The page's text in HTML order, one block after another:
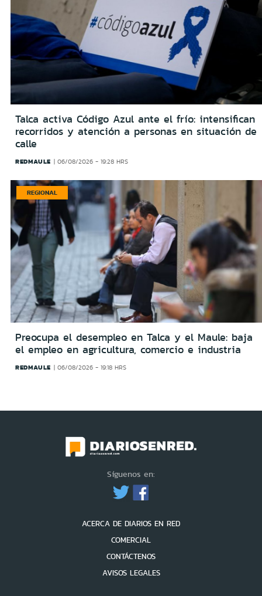
Talca activa Código Azul ante el frío: intensifican
recorridos y atención a personas en situación de
calle
REDMAULE 06/08/2026 - 19:28 HRS
REGIONAL
Preocupa el desempleo en Talca y el Maule: baja
el empleo en agricultura, comercio e industria
REDMAULE 06/08/2026 - 19:18 HRS
Síguenos en:
ACERCA DE DIARIOS EN RED
COMERCIAL
CONTÁCTENOS
AVISOS LEGALES